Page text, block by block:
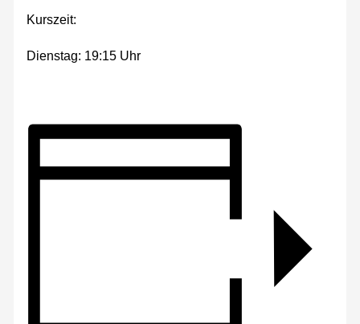
Kurszeit:
Dienstag: 19:15 Uhr